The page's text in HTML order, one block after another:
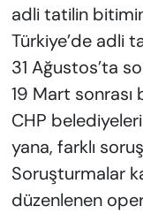
adli tatilin
Türkiye’de adli
31 Ağustos’ta
19 Mart sonrası
CHP
yana, farklı
Soruşturmalar
düzenlenen